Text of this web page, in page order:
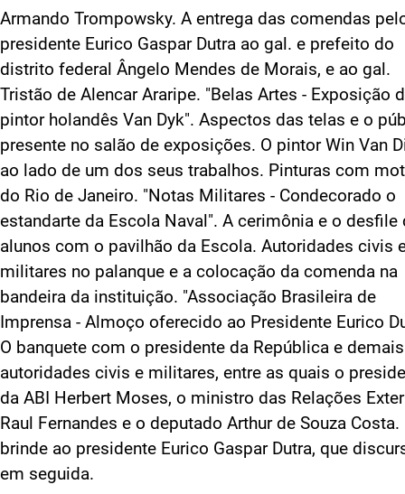
Armando Trompowsky. A entrega das comendas
presidente Eurico Gaspar Dutra ao gal. e prefeito do
distrito federal Ângelo Mendes de Morais, e ao gal.
Tristão de Alencar Araripe. "Belas Artes - Exposição
pintor holandês Van Dyk". Aspectos das telas e o
presente no salão de exposições. O pintor Win Van
ao lado de um dos seus trabalhos. Pinturas com
do Rio de Janeiro. "Notas Militares - Condecorado o
estandarte da Escola Naval". A cerimônia e o desfile
alunos com o pavilhão da Escola. Autoridades civis
militares no palanque e a colocação da comenda na
bandeira da instituição. "Associação Brasileira de
Imprensa - Almoço oferecido ao Presidente Eurico
O banquete com o presidente da República e demais
autoridades civis e militares, entre as quais o
da ABI Herbert Moses, o ministro das Relações
Raul Fernandes e o deputado Arthur de Souza Costa.
brinde ao presidente Eurico Gaspar Dutra, que
em seguida.